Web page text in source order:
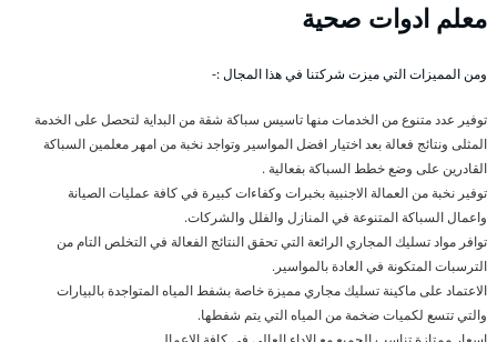
معلم ادوات صحية
ومن المميزات التي ميزت شركتنا في هذا المجال :-
توفير عدد متنوع من الخدمات منها تاسيس سباكة شقة من البداية لتحصل على الخدمة
المثلى ونتائج فعالة بعد اختيار افضل المواسير وتواجد نخبة من امهر معلمين السباكة
القادرين على وضع خطط السباكة بفعالية .
توفير نخبة من العمالة الاجنبية بخبرات وكفاءات كبيرة في كافة عمليات الصيانة
واعمال السباكة المتنوعة في المنازل والفلل والشركات.
توافر مواد تسليك المجاري الرائعة التي تحقق النتائج الفعالة في التخلص التام من
الترسبات المتكونة في العادة بالمواسير.
الاعتماد على ماكينة تسليك مجاري مميزة خاصة بشفط المياه المتواجدة بالبيارات
والتي تتسع لكميات ضخمة من المياه التي يتم شفطها.